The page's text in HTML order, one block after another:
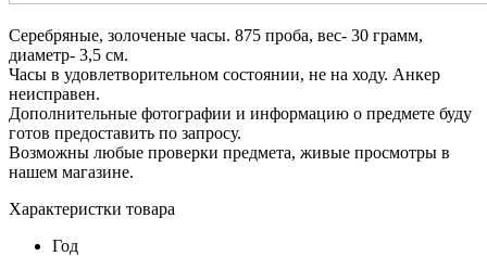
Серебряные, золоченые часы. 875 проба, вес- 30 грамм,
диаметр- 3,5 см.
Часы в удовлетворительном состоянии, не на ходу. Анкер
неисправен.
Дополнительные фотографии и информацию о предмете буду
готов предоставить по запросу.
Возможны любые проверки предмета, живые просмотры в
нашем магазине.
Характеристки товара
Год